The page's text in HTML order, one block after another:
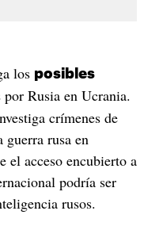
los posibles
Rusia en Ucrania.
crímenes de
rusa en
el acceso encubierto a
podría ser
rusos.